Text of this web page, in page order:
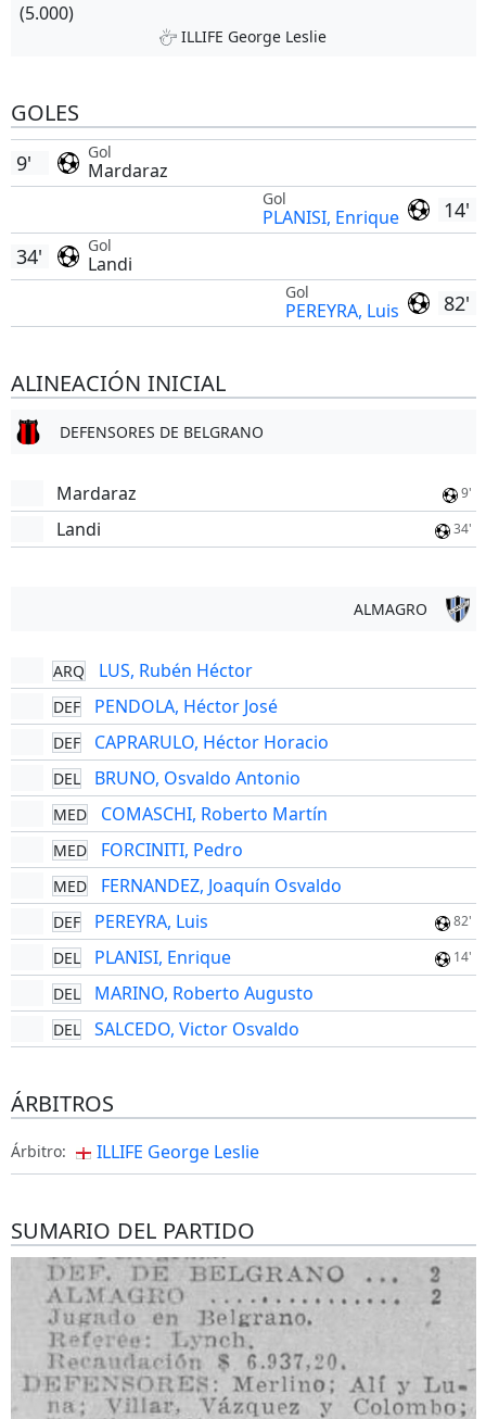
(5.000)
ILLIFE George Leslie
GOLES
Gol
Mardaraz
9'
14'
Gol
PLANISI, Enrique
Gol
Landi
34'
82'
Gol
PEREYRA, Luis
ALINEACIÓN INICIAL
DEFENSORES DE BELGRANO
Mardaraz 9'
Landi 34'
ALMAGRO
ARQ LUS, Rubén Héctor
DEF PENDOLA, Héctor José
DEF CAPRARULO, Héctor Horacio
DEL BRUNO, Osvaldo Antonio
MED COMASCHI, Roberto Martín
MED FORCINITI, Pedro
MED FERNANDEZ, Joaquín Osvaldo
DEF PEREYRA, Luis 82'
DEL PLANISI, Enrique 14'
DEL MARINO, Roberto Augusto
DEL SALCEDO, Victor Osvaldo
ÁRBITROS
Árbitro: ILLIFE George Leslie
SUMARIO DEL PARTIDO